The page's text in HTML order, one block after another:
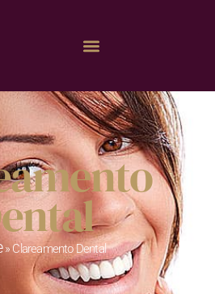
» Clareamento Dental